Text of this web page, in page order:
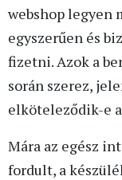
webshop legyen
egyszerűen és
fizetni. Azok a
során szerez,
elköteleződik-e
Mára az egész
fordult, a